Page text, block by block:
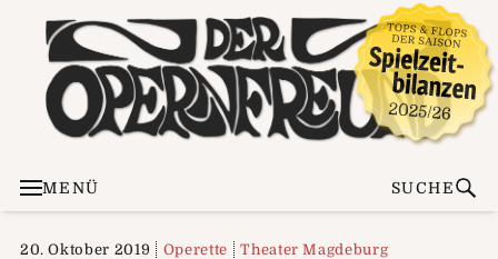
MENÜ SUCHE
20. Oktober 2019 Operette Theater Magdeburg